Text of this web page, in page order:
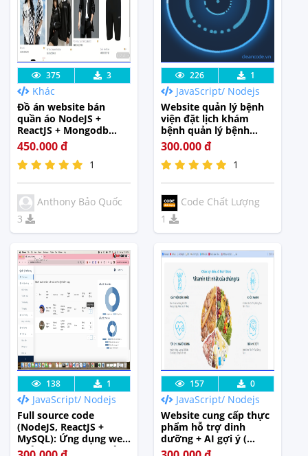
Lưu code Xem Thực
Tế
375 3
Khác
Đồ án website bán
quần áo NodeJS +
ReactJS + Mongodb
Atlas + full báo cáo
450.000 đ
1
Anthony Bảo Quốc
3
cleancode.vn
Lưu code Xem Thực
Tế
226 1
JavaScript/ Nodejs
Website quản lý bệnh
viện đặt lịch khám
bệnh quản lý bệnh
bệnh nhân bác sĩ
Reactjs Nodejs.
300.000 đ
1
Code Chất Lượng
1
Lưu code Xem Thực
138 1
JavaScript/ Nodejs
Full source code
(NodeJS, ReactJS +
MySQL): Ứng dụng web
quản lý nhân sự, quản
Lưu code Xem Thực
Tế
157 0
JavaScript/ Nodejs
Website cung cấp thực
phẩm hỗ trợ dinh
dưỡng + AI gợi ý (
Reactjs + nodejs + ai